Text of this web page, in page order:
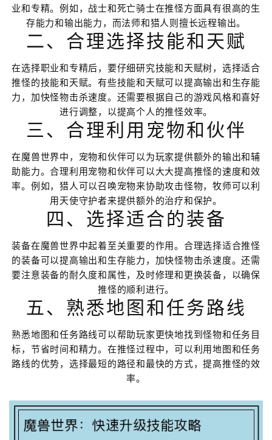
业和专精。例如，战士和死亡骑士在推怪方面具有很高的生
存能力和输出能力，而法师和猎人则擅长远程输出。
二、合理选择技能和天赋
在选择职业和专精后，要仔细研究技能和天赋树，选择适合
推怪的技能和天赋。有些技能和天赋可以提高输出和生存能
力，加快怪物击杀速度。还需要根据自己的游戏风格和喜好
进行调整，以提高个人的推怪效率。
三、合理利用宠物和伙伴
在魔兽世界中，宠物和伙伴可以为玩家提供额外的输出和辅
助能力。合理利用宠物和伙伴可以大大提高推怪的速度和效
率。例如，猎人可以召唤宠物来协助攻击怪物，牧师可以利
用天使守护者来提供额外的治疗和保护。
四、选择适合的装备
装备在魔兽世界中起着至关重要的作用。合理选择适合推怪
的装备可以提高输出和生存能力，加快怪物击杀速度。还需
要注意装备的耐久度和属性，及时修理和更换装备，以确保
推怪的顺利进行。
五、熟悉地图和任务路线
熟悉地图和任务路线可以帮助玩家更快地找到怪物和任务目
标，节省时间和精力。在推怪过程中，可以利用地图和任务
路线的优势，选择最短的路径和最快的方式，提高推怪的效
率。